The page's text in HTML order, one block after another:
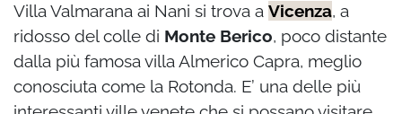
Villa Valmarana ai Nani si trova a Vicenza, a
ridosso del colle di Monte Berico, poco distante
dalla più famosa villa Almerico Capra, meglio
conosciuta come la Rotonda. E’ una delle più